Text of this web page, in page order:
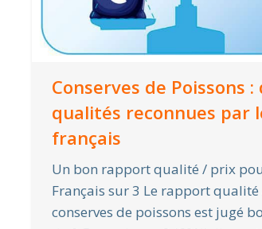
Conserves de Poissons :
qualités reconnues par
français
Un bon rapport qualité / prix
Français sur 3 Le rapport
conserves de poissons est jugé